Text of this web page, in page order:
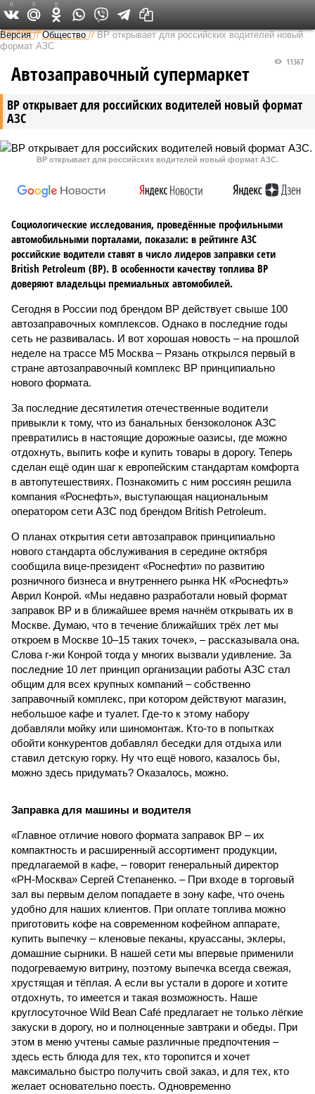
Федеральный выпуск
Версия //Общество //ВР открывает для российских водителей новый
формат АЗС
ВР открывает для российских водителей новый формат
АЗС
11367
Автозаправочный супермаркет
ВР открывает для российских водителей новый формат АЗС.
Социологические исследования, проведённые профильными
автомобильными порталами, показали: в рейтинге АЗС
российские водители ставят в число лидеров заправки сети
British Petroleum (ВР). В особенности качеству топлива ВР
доверяют владельцы премиальных автомобилей.
Сегодня в России под брендом ВР действует свыше 100
автозаправочных комплексов. Однако в последние годы
сеть не развивалась. И вот хорошая новость – на прошлой
неделе на трассе М5 Москва – Рязань открылся первый в
стране автозаправочный комплекс ВР принципиально
нового формата.
За последние десятилетия отечественные водители
привыкли к тому, что из банальных бензоколонок АЗС
превратились в настоящие дорожные оазисы, где можно
отдох­нуть, выпить кофе и купить товары в дорогу. Теперь
сделан ещё один шаг к европейским стандартам комфорта
в автопутешествиях. Познакомить с ним россиян решила
компания «Роснефть», выступающая национальным
оператором сети АЗС под брендом British Petroleum.
О планах открытия сети автозаправок принципиально
нового стандарта обслуживания в середине октября
сообщила вице-президент «Роснефти» по развитию
розничного бизнеса и внутреннего рынка НК «Роснефть»
Аврил Конрой. «Мы недавно разработали новый формат
заправок BP и в ближайшее время начнём открывать их в
Москве. Думаю, что в течение ближайших трёх лет мы
откроем в Москве 10–15 таких точек», – рассказывала она.
Слова г-жи Конрой тогда у многих вызвали удивление. За
последние 10 лет принцип организации работы АЗС стал
общим для всех крупных компаний – собственно
заправочный комплекс, при котором действуют магазин,
небольшое кафе и туалет. Где-то к этому набору
добавляли мойку или шиномонтаж. Кто-то в попытках
обойти конкурентов добавлял беседки для отдыха или
ставил детскую горку. Ну что ещё нового, казалось бы,
можно здесь придумать? Оказалось, можно.
Заправка для машины и водителя
«Главное отличие нового формата заправок ВР – их
компактность и расширенный ассортимент продукции,
предлагаемой в кафе, – говорит генеральный директор
«РН-Москва» Сергей Степаненко. – При входе в торговый
зал вы первым делом попадаете в зону кафе, что очень
удобно для наших клиентов. При оплате топлива можно
приготовить кофе на современном кофейном аппарате,
купить выпечку – кленовые пеканы, круассаны, эклеры,
домашние сырники. В нашей сети мы впервые применили
подогреваемую витрину, поэтому выпечка всегда свежая,
хрустящая и тёплая. А если вы устали в дороге и хотите
отдохнуть, то имеется и такая возможность. Наше
круглосуточное Wild Bean Café предлагает не только лёгкие
закуски в дорогу, но и полноценные завтраки и обеды. При
этом в меню учтены самые различные предпочтения –
здесь есть блюда для тех, кто торопится и хочет
максимально быстро получить свой заказ, и для тех, кто
желает основательно поесть. Одновременно
0 0 0